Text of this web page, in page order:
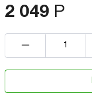
2 049 Р